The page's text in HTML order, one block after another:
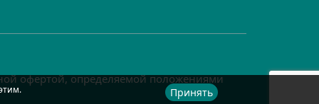
офертой, определяемой положениями
Принять